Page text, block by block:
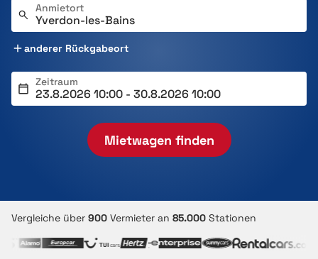
Anmietort
anderer Rückgabeort
Zeitraum
Mietwagen finden
Vergleiche über 900 Vermieter an 85.000 Stationen